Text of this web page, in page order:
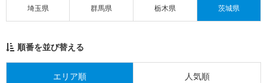
埼玉県 群馬県 栃木県 茨城県
順番を並び替える
エリア順 人気順